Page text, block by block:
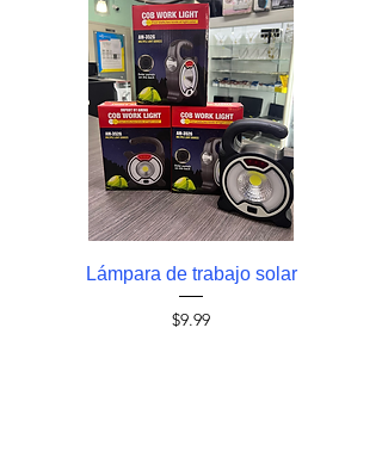
Lámpara de trabajo solar
Precio
$9.99